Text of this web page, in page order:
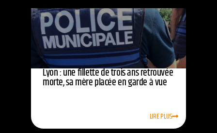
Lyon : une fillette de trois ans retrouvée
morte, sa mère placée en garde à vue
LIRE PLUS